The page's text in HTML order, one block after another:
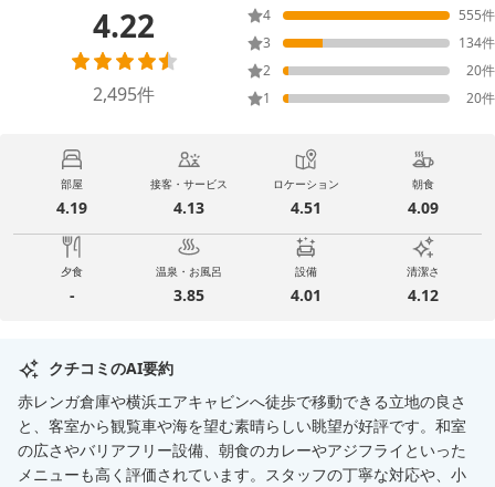
4.22
2,495件
4
555件
3
134件
2
20件
1
20件
部屋
4.19
接客・サービス
4.13
ロケーション
4.51
朝食
4.09
夕食
-
温泉・お風呂
3.85
設備
4.01
清潔さ
4.12
クチコミのAI要約
赤レンガ倉庫や横浜エアキャビンへ徒歩で移動できる立地の良さ
と、客室から観覧車や海を望む素晴らしい眺望が好評です。和室
の広さやバリアフリー設備、朝食のカレーやアジフライといった
メニューも高く評価されています。スタッフの丁寧な対応や、小